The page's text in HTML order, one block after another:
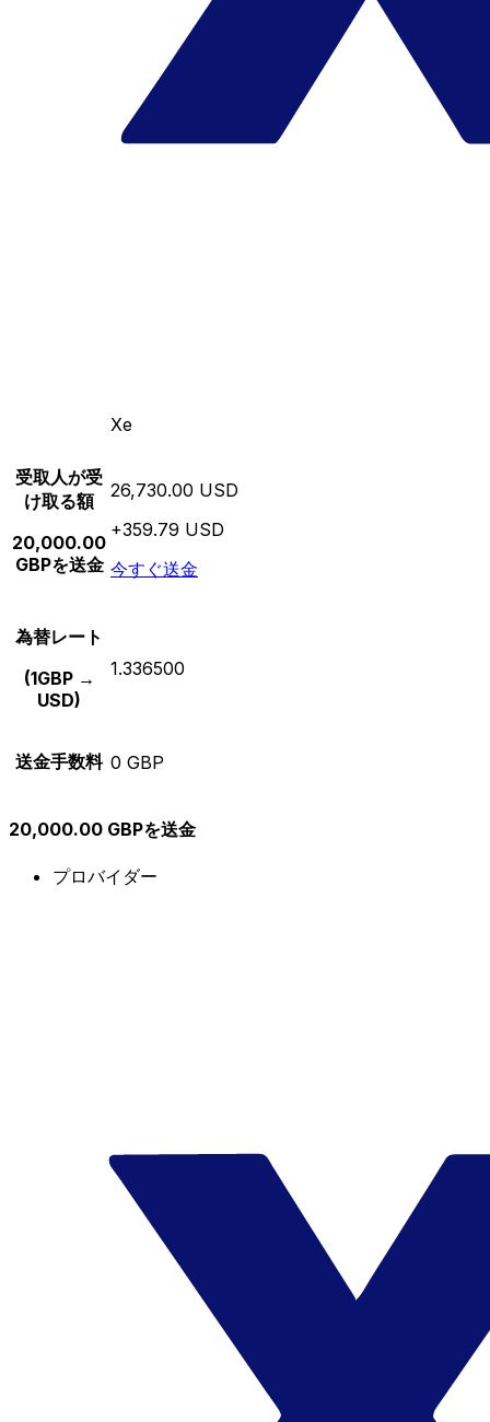
Xe
受取人が受
け取る額
20,000.00
GBPを送金
26,730.00 USD
+359.79 USD
今すぐ送金
為替レート
(1GBP →
USD)
1.336500
送金手数料 0 GBP
20,000.00 GBPを送金
プロバイダー